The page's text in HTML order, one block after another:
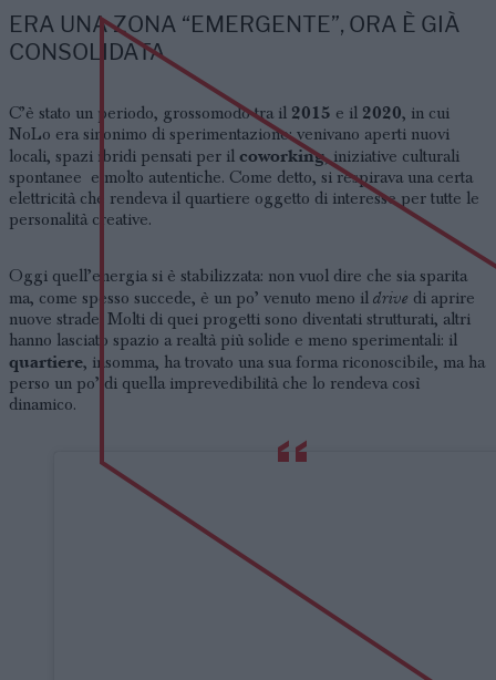
ERA UNA ZONA “EMERGENTE”, ORA È GIÀ
CONSOLIDATA
C’è stato un periodo, grossomodo tra il 2015 e il 2020, in cui
NoLo era sinonimo di sperimentazione: venivano aperti nuovi
locali, spazi ibridi pensati per il coworking, iniziative culturali
spontanee e molto autentiche. Come detto, si respirava una certa
elettricità che rendeva il quartiere oggetto di interesse per tutte le
personalità creative.
Oggi quell’energia si è stabilizzata: non vuol dire che sia sparita
ma, come spesso succede, è un po’ venuto meno il drive di aprire
nuove strade. Molti di quei progetti sono diventati strutturati, altri
hanno lasciato spazio a realtà più solide e meno sperimentali: il
quartiere, insomma, ha trovato una sua forma riconoscibile, ma ha
perso un po’ di quella imprevedibilità che lo rendeva così
dinamico.